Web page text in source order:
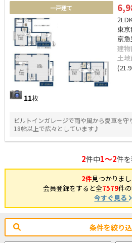
一戸建て
11枚
東
京
建
土
ビルトインガレージで雨や風から愛車を
18帖以上で広々としています♪
2件中1～2件
2件見つかりまし
会員登録をすると全7579件
今すぐ見る
条件を絞り